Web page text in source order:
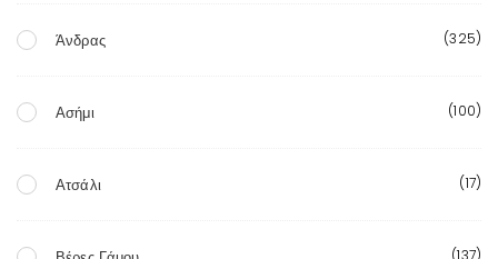
Άνδρας (325)
Ασήμι (100)
Ατσάλι (17)
(137)